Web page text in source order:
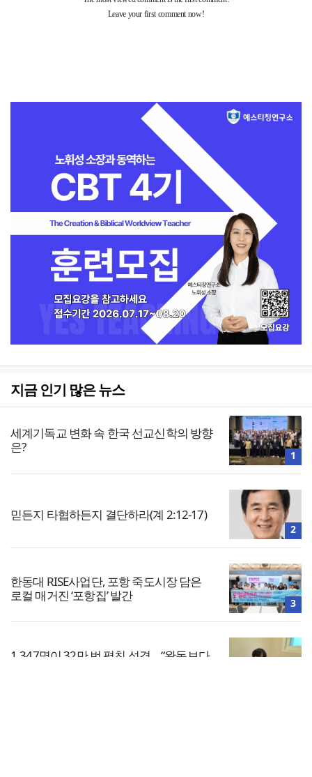
지금 인기 많은 뉴스
세계기독교 변화 속 한국 선교신학의 방향
은?
1
믿든지 타협하든지 결단하라(계 2:12-17)
2
한동대 RISE사업단, 포항 죽도시장 담은
로컬 매거진 ‘포항집’ 발간
3
1,347명이 32만 번 펼친 성경… “완독보다